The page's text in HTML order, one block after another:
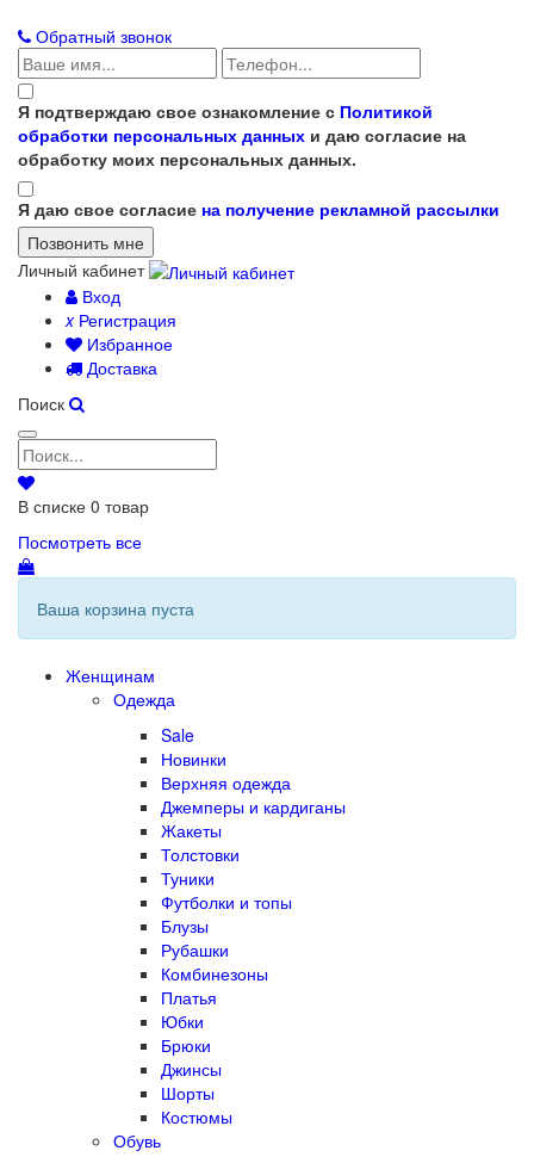
Обратный звонок
Я подтверждаю свое ознакомление с Политикой
обработки персональных данных и даю согласие на
обработку моих персональных данных.
Я даю свое согласие на получение рекламной рассылки
Личный кабинет
Вход
xРегистрация
Избранное
Доставка
Поиск
В списке 0 товар
Посмотреть все
Ваша корзина пуста
Женщинам
Одежда
Sale
Новинки
Верхняя одежда
Джемперы и кардиганы
Жакеты
Толстовки
Туники
Футболки и топы
Блузы
Рубашки
Комбинезоны
Платья
Юбки
Брюки
Джинсы
Шорты
Костюмы
Обувь